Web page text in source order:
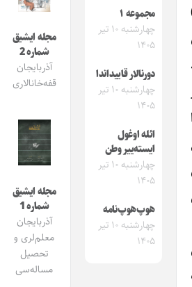
مجموعه ۱
چهارشنبه ۱۰ تیر
۱۴۰۵
دورنالار قاییداندا
چهارشنبه ۱۰ تیر
۱۴۰۵
ائله اوغول
ایسته‌ییر وطن
چهارشنبه ۱۰ تیر
۱۴۰۵
هوپ‌هوپ‌نامه
چهارشنبه ۱۰ تیر
۱۴۰۵
مجله ایشیق
شماره 2
آذربایجان
قفه‌خانالاری
مجله ایشیق
شماره 1
آذربایجان
معلم‌لری و
تحصیل
مساله‌سی